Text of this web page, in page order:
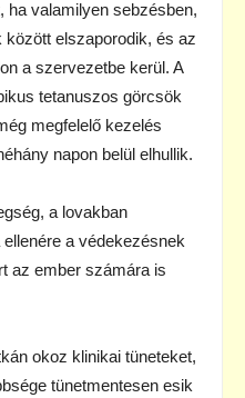
ha valamilyen sebzésben,
elszaporodik, és az
a szervezetbe kerül. A
tetanuszos görcsök
megfelelő kezelés
napon belül elhullik.
a lovakban
a védekezésnek
az ember számára is
okoz klinikai tüneteket,
tünetmentesen esik